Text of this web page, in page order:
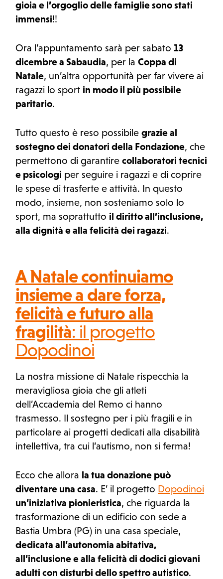
gioia e l’orgoglio delle famiglie sono stati
immensi!!
Ora l’appuntamento sarà per sabato13
dicembre a Sabaudia, per laCoppa di
Natale, un’altra opportunità per far vivere ai
ragazzi lo sport in modo il più possibile
paritario.
Tutto questo è reso possibilegrazie al
sostegno dei donatori della Fondazione, che
permettono di garantirecollaboratori tecnici
e psicologi per seguire i ragazzi e di coprire
le spese di trasferte e attività. In questo
modo, insieme, non sosteniamo solo lo
sport, ma soprattutto il diritto all’inclusione,
alla dignità e alla felicità dei ragazzi.
A Natale continuiamo
insieme a dare forza,
felicità e futuro alla
fragilità: il progetto
Dopodinoi
La nostra missione di Natale rispecchia la
meravigliosa gioia che gli atleti
dell’Accademia del Remo ci hanno
trasmesso. Il sostegno per i più fragili e in
particolare ai progetti dedicati alla disabilità
intellettiva, tra cui l’autismo, non si ferma!
Ecco che allora la tua donazione può
diventare una casa. E’ il progetto Dopodinoi
un’iniziativa pionieristica, che riguarda la
trasformazione di un edificio con sede a
Bastia Umbra (PG) in una casa speciale,
dedicata all’autonomia abitativa,
all’inclusione e alla felicità di dodici giovani
adulti con disturbi dello spettro autistico.